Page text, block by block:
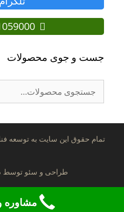
جست و جوی محصولات
برای:
تمام حقوق این سایت به توسعه
طراحی و سئو توسط